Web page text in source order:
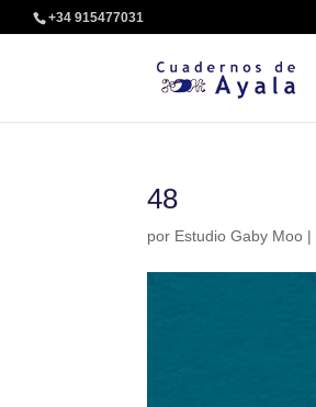
+34 915477031
48
por Estudio Gaby Moo |